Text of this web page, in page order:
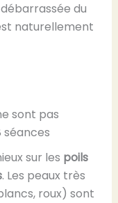
du
naturellement
sont pas
sur les poils
. Les peaux très
roux) sont